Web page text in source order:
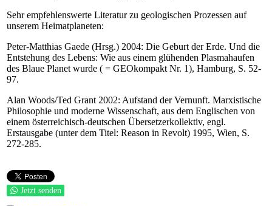
Sehr empfehlenswerte Literatur zu geologischen Prozessen auf
unserem Heimatplaneten:
Peter-Matthias Gaede (Hrsg.) 2004: Die Geburt der Erde. Und die
Entstehung des Lebens: Wie aus einem glühenden Plasmahaufen
des Blaue Planet wurde ( = GEOkompakt Nr. 1), Hamburg, S. 52-
97.
Alan Woods/Ted Grant 2002: Aufstand der Vernunft. Marxistische
Philosophie und moderne Wissenschaft, aus dem Englischen von
einem österreichisch-deutschen Übersetzerkollektiv, engl.
Erstausgabe (unter dem Titel: Reason in Revolt) 1995, Wien, S.
272-285.
Jetzt senden